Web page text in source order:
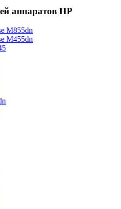
аппаратов HP
M855dn
M455dn